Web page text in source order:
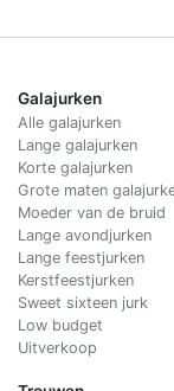
Galajurken
Alle galajurken
Lange galajurken
Korte galajurken
Grote maten
Moeder van de bruid
Lange avondjurken
Lange feestjurken
Kerstfeestjurken
Sweet sixteen jurk
Low budget
Uitverkoop